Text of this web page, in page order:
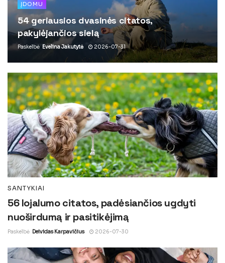
ĮDOMU
54 geriausios dvasinės citatos,
pakylėjančios sielą
Paskelbė Evelina Jakutytė 2026-07-31
SANTYKIAI
56 lojalumo citatos, padėsiančios ugdyti
nuoširdumą ir pasitikėjimą
Paskelbė Deividas Karpavičius 2026-07-30